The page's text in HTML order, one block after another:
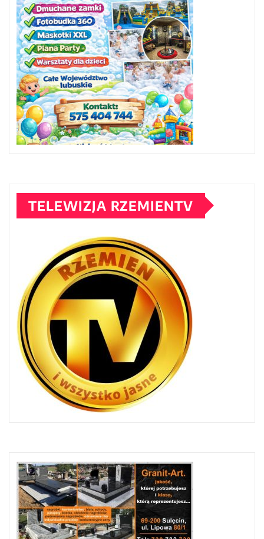
TELEWIZJA RZEMIENTV